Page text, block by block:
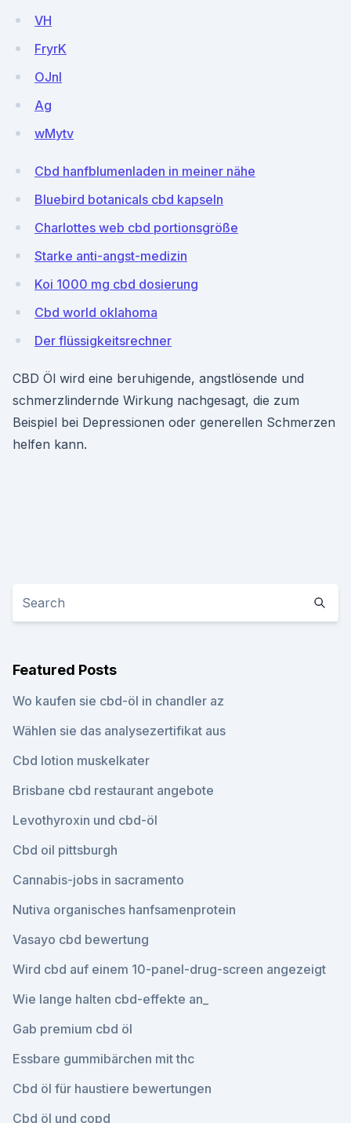
VH
FryrK
OJnl
Ag
wMytv
Cbd hanfblumenladen in meiner nähe
Bluebird botanicals cbd kapseln
Charlottes web cbd portionsgröße
Starke anti-angst-medizin
Koi 1000 mg cbd dosierung
Cbd world oklahoma
Der flüssigkeitsrechner
CBD Öl wird eine beruhigende, angstlösende und
schmerzlindernde Wirkung nachgesagt, die zum
Beispiel bei Depressionen oder generellen Schmerzen
helfen kann.
Featured Posts
Wo kaufen sie cbd-öl in chandler az
Wählen sie das analysezertifikat aus
Cbd lotion muskelkater
Brisbane cbd restaurant angebote
Levothyroxin und cbd-öl
Cbd oil pittsburgh
Cannabis-jobs in sacramento
Nutiva organisches hanfsamenprotein
Vasayo cbd bewertung
Wird cbd auf einem 10-panel-drug-screen angezeigt
Wie lange halten cbd-effekte an_
Gab premium cbd öl
Essbare gummibärchen mit thc
Cbd öl für haustiere bewertungen
Cbd öl und copd